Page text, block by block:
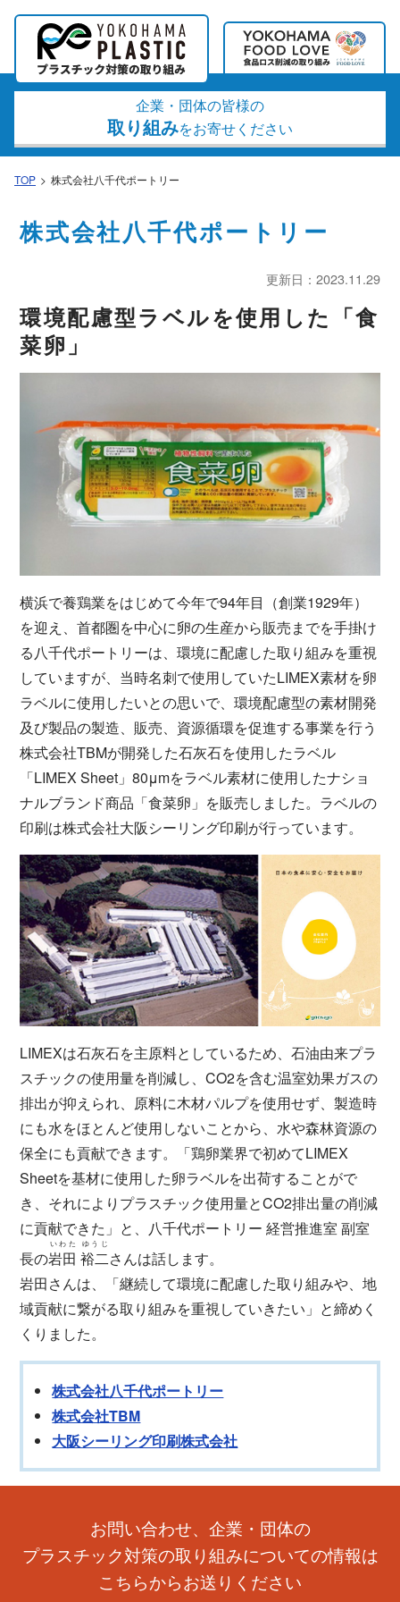
企業・団体の皆様の
取り組みをお寄せください
TOP 株式会社八千代ポートリー
株式会社八千代ポートリー
更新日：2023.11.29
環境配慮型ラベルを使用した「食
菜卵」
横浜で養鶏業をはじめて今年で94年目（創業1929年）
を迎え、首都圏を中心に卵の生産から販売までを手掛け
る八千代ポートリーは、環境に配慮した取り組みを重視
していますが、当時名刺で使用していたLIMEX素材を卵
ラベルに使用したいとの思いで、環境配慮型の素材開発
及び製品の製造、販売、資源循環を促進する事業を行う
株式会社TBMが開発した石灰石を使用したラベル
「LIMEX Sheet」80μmをラベル素材に使用したナショ
ナルブランド商品「食菜卵」を販売しました。ラベルの
印刷は株式会社大阪シーリング印刷が行っています。
LIMEXは石灰石を主原料としているため、石油由来プラ
スチックの使用量を削減し、CO2を含む温室効果ガスの
排出が抑えられ、原料に木材パルプを使用せず、製造時
にも水をほとんど使用しないことから、水や森林資源の
保全にも貢献できます。「鶏卵業界で初めてLIMEX
Sheetを基材に使用した卵ラベルを出荷することがで
き、それによりプラスチック使用量とCO2排出量の削減
に貢献できた」と、八千代ポートリー 経営推進室 副室
長の岩田 裕二
いわた ゆうじ
さんは話します。
岩田さんは、「継続して環境に配慮した取り組みや、地
域貢献に繋がる取り組みを重視していきたい」と締めく
くりました。
株式会社八千代ポートリー
株式会社TBM
大阪シーリング印刷株式会社
お問い合わせ、企業・団体の
プラスチック対策の取り組みについての情報は
こちらからお送りください